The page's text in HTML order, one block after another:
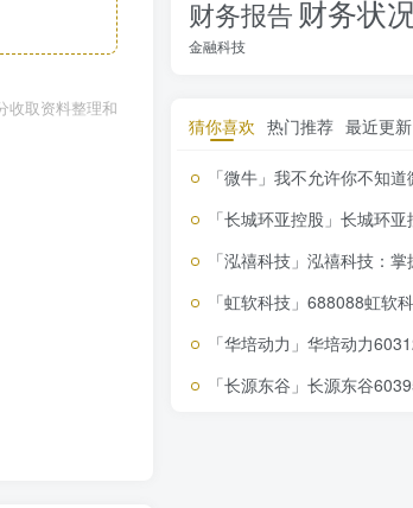
收取资料整理和
财务报告 财务状
金融科技
猜你喜欢 热门推荐 最近更新
「微牛」我不允许你不知道微牛这
「长城环亚控股」长城环亚控股00583：你不看的财
「泓禧科技」泓禧科技：掌握电子元器件核心，市场
「虹软科技」688088虹软科技：逆天盈利能力，
「华培动力」华培动力603121：汽车零部件巨头，
「长源东谷」长源东谷603950：盈利下滑